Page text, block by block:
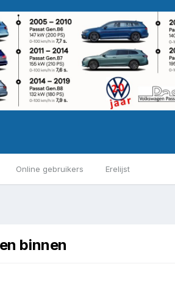
Online gebruikers Erelijst
binnen